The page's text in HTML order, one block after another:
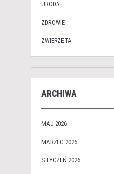
URODA
ZDROWIE
ZWIERZĘTA
ARCHIWA
MAJ 2026
MARZEC 2026
STYCZEŃ 2026